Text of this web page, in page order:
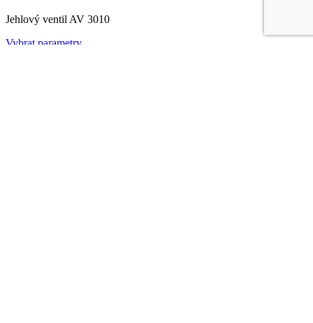
Jehlový ventil AV 3010
Vybrat parametry